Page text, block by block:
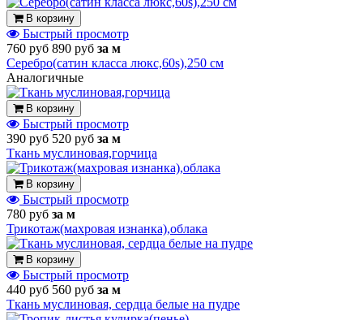
В корзину
Быстрый просмотр
760 руб 890 руб за м
Серебро(сатин класса люкс,60s),250 см
Аналогичные
В корзину
Быстрый просмотр
390 руб 520 руб за м
Ткань муслиновая,горчица
В корзину
Быстрый просмотр
780 руб за м
Трикотаж(махровая изнанка),облака
В корзину
Быстрый просмотр
440 руб 560 руб за м
Ткань муслиновая, сердца белые на пудре